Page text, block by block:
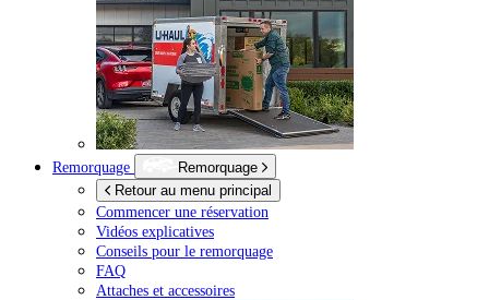
Remorquage
Remorquage
Retour au menu principal
Commencer une réservation
Vidéos explicatives
Conseils pour le remorquage
FAQ
Attaches et accessoires